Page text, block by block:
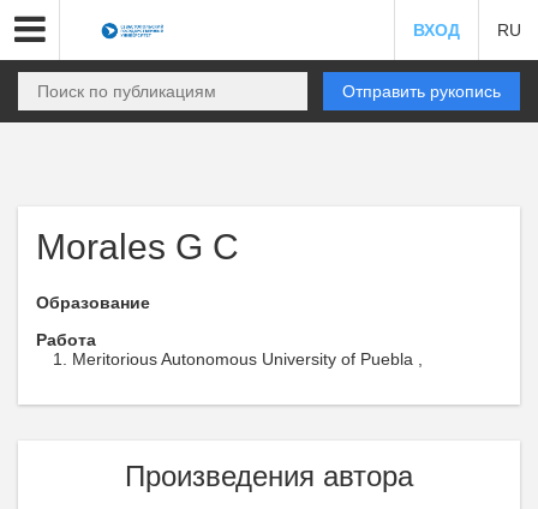
ВХОД RU
Отправить рукопись
Morales G C
Образование
Работа
Meritorious Autonomous University of Puebla ,
Произведения автора